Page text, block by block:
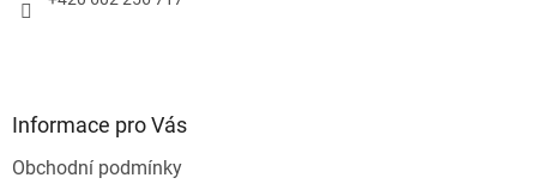
Informace pro Vás
Obchodní podmínky